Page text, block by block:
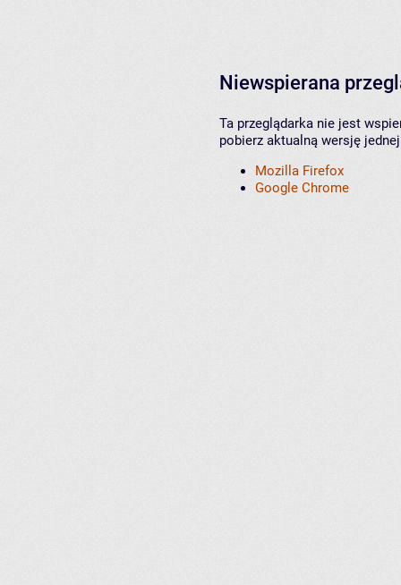
Niewspierana
Ta przeglądarka nie jest
pobierz aktualną wersję
Mozilla Firefox
Google Chrome